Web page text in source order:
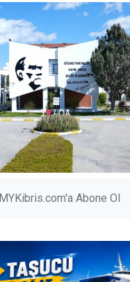
MYKibris.com'a Abone Ol